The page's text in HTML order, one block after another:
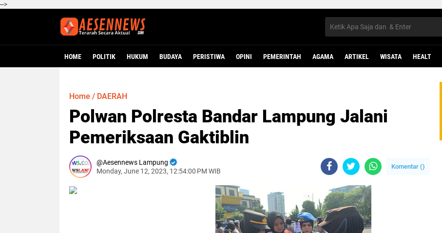
-->
HOME POLITIK HUKUM BUDAYA PERISTIWA OPINI PEMERINTAH AGAMA ARTIKEL WISATA HEALT
Home / DAERAH
Polwan Polresta Bandar Lampung Jalani
Pemeriksaan Gaktiblin
Aesennews Lampung
Monday, June 12, 2023, 12:54:00 PM WIB
Komentar ()